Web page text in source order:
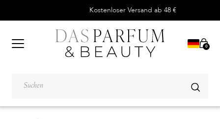
Kostenloser Versand ab 48 €
0